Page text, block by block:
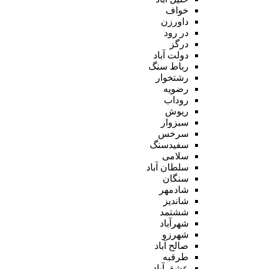
خواف
داورزن
در رود
درگز
دولت آباد
رباط سنگ
رشتخوار
رضویه
روداب
ریوش
سبزوار
سرخس
سفیدسنگ
سلامی
سلطان آباد
سنگان
شادمهر
شاندیز
ششتمد
شهرآباد
شهرزو
صالح آباد
طرقبه